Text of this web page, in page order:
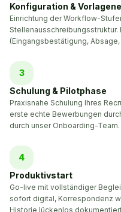
Konfiguration &
Einrichtung der Workflow-
(Eingangsbestätigung,
3
Schulung & Pilotphase
Praxisnahe Schulung Ihres
erste echte Bewerbungen
durch unser Onboarding-Team.
4
Produktivstart
Go-live mit vollständiger
sofort digital, Korrespondenz
Historie lückenlos